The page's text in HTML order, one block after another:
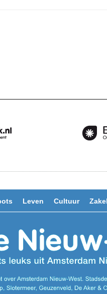
Leven Cultuur